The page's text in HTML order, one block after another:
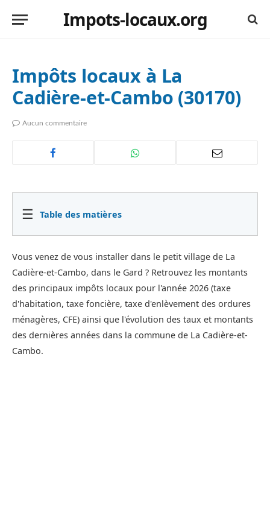
Impots-locaux.org
Impôts locaux à La
Cadière-et-Cambo (30170)
Aucun commentaire
☰ Table des matières
Vous venez de vous installer dans le petit village de La
Cadière-et-Cambo, dans le Gard ? Retrouvez les montants
des principaux impôts locaux pour l'année 2026 (taxe
d'habitation, taxe foncière, taxe d'enlèvement des ordures
ménagères, CFE) ainsi que l'évolution des taux et montants
des dernières années dans la commune de La Cadière-et-
Cambo.